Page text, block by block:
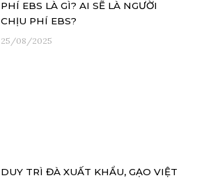
PHÍ EBS LÀ GÌ? AI SẼ LÀ NGƯỜI
CHỊU PHÍ EBS?
25/08/2025
DUY TRÌ ĐÀ XUẤT KHẨU, GẠO VIỆT